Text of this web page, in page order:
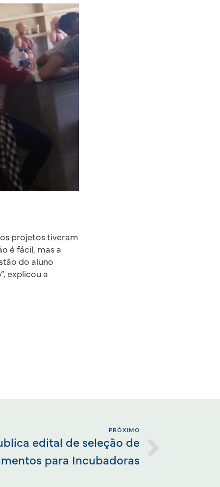
os projetos tiveram
é fácil, mas a
do aluno
explicou a
PRÓXIMO
edital de seleção de
para Incubadoras